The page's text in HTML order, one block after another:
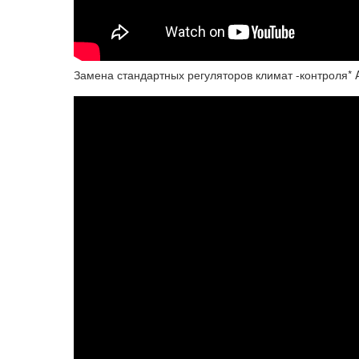
Замена стандартных регуляторов климат -контроля*